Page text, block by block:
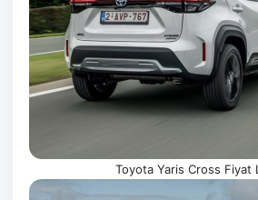
Toyota Yaris Cross Fiyat